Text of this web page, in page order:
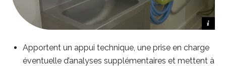
Crédit photo Watts New
Apportent un appui technique, une prise en charge
éventuelle d’analyses supplémentaires et mettent à